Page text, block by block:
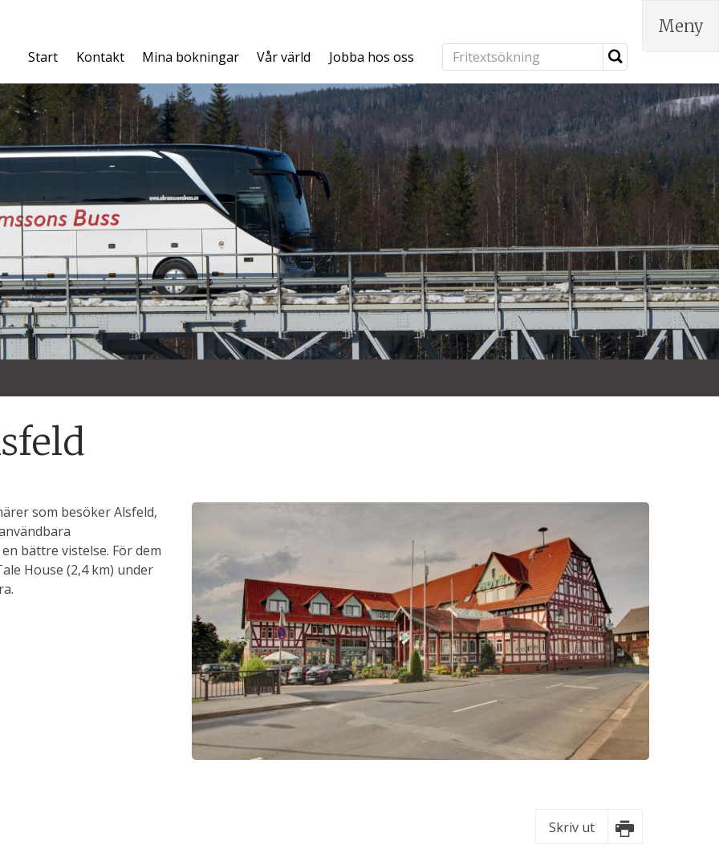
Start Kontakt Mina bokningar Vår värld Jobba hos oss
Meny
som besöker Alsfeld,
bättre vistelse. För dem
House (2,4 km) under
Skriv ut